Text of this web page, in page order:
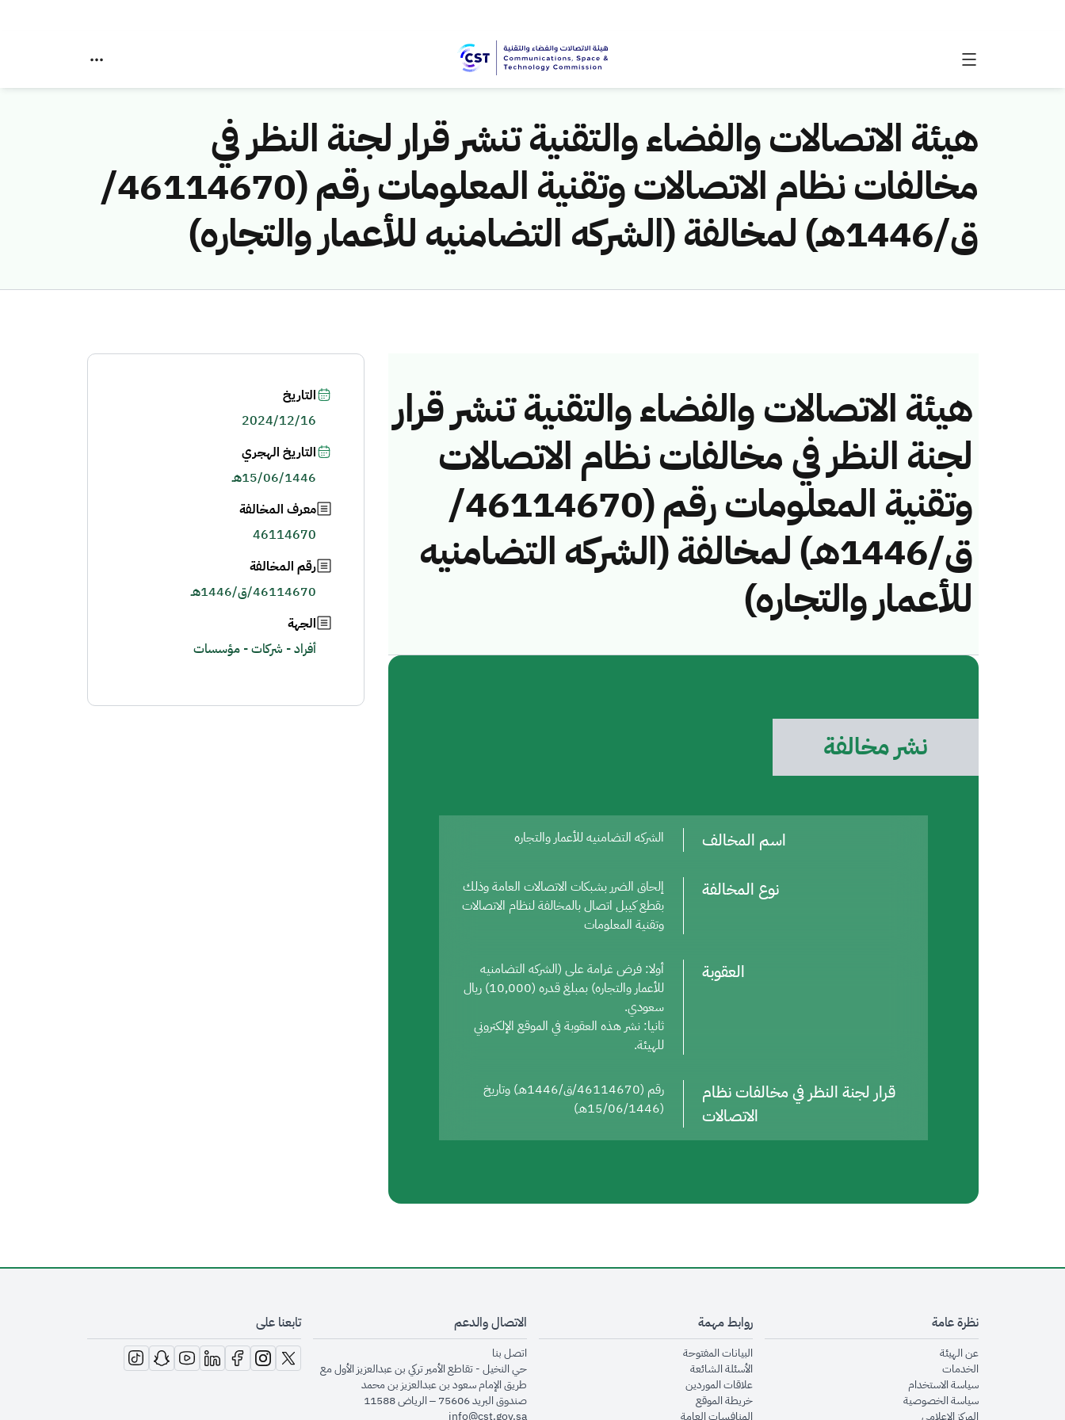
هيئة الاتصالات والفضاء والتقنية تنشر قرار لجنة النظر في
مخالفات نظام الاتصالات وتقنية المعلومات رقم (46114670/
ق/1446هـ) لمخالفة (الشركه التضامنيه للأعمار والتجاره)
هيئة الاتصالات والفضاء والتقنية تنشر قرار
لجنة النظر في مخالفات نظام الاتصالات
وتقنية المعلومات رقم (46114670/
ق/1446هـ) لمخالفة (الشركه التضامنيه
للأعمار والتجاره)
نشر مخالفة
اسم المخالف الشركه التضامنيه للأعمار والتجاره
نوع المخالفة
إلحاق الضرر بشبكات الاتصالات العامة وذلك
بقطع كيبل اتصال بالمخالفة لنظام الاتصالات
وتقنية المعلومات
العقوبة
أولا: فرض غرامة على (الشركه التضامنيه
للأعمار والتجاره) بمبلغ قدره (10,000) ريال
سعودي.
ثانيا: نشر هذه العقوبة في الموقع الإلكتروني
للهيئة.
قرار لجنة النظر في مخالفات نظام
الاتصالات
رقم (46114670/ق/1446هـ) وتاريخ
(15/06/1446هـ)
التاريخ
2024/12/16
التاريخ الهجري
15/06/1446هـ
معرف المخالفة
46114670
رقم المخالفة
46114670/ق/1446هـ
الجهة
أفراد - شركات - مؤسسات
نظرة عامة
عن الهيئةopens in new window
الخدماتopens in new window
سياسة الاستخدام
سياسة الخصوصيةopens in new window
المركز الإعلاميopens in new window
روابط مهمة
البيانات المفتوحةopens in new window
الأسئلة الشائعةopens in new window
علاقات الموردينopens in new window
خريطة الموقعopens in new window
المنافسات العامةopens in new window
الاتصال والدعم
اتصل بنا
حي النخيل - تقاطع الأمير تركي بن عبدالعزيز الأول مع
طريق الإمام سعود بن عبدالعزيز بن محمد
صندوق البريد 75606 – الرياض 11588
info@cst.gov.sa
تابعنا على
opens in new window
opens in new window
opens in new window
opens in new window
opens in new window
opens in new window
opens in new window